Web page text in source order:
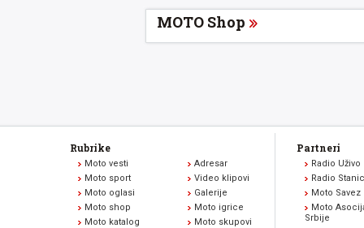
MOTO Shop
Rubrike
Moto vesti
Moto sport
Moto oglasi
Moto shop
Moto katalog
Adresar
Video klipovi
Galerije
Moto igrice
Moto skupovi
Partneri
Radio Uživo
Radio
Moto Savez
Moto
Srbije